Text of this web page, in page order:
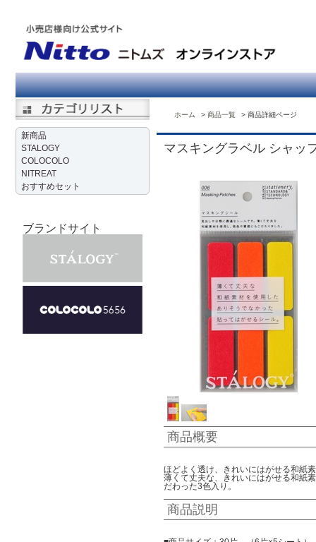
新商品
STALOGY
COLOCOLO
NITREAT
おすすめセット
ブランドサイト
ホーム 商品一覧 商品詳細ページ
マスキングラベル シャッ
商品概要
ほどよく透け、きれいにはがせる和紙
薄くて丈夫な、きれいにはがせる和紙
だわった3色入り。
商品説明